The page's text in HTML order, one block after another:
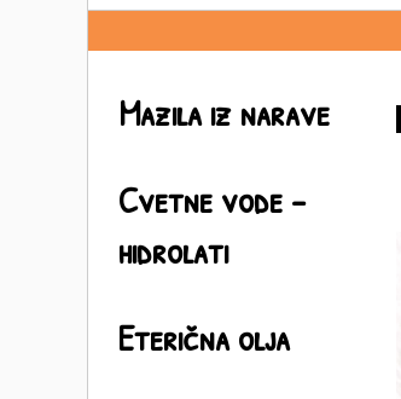
Mazila iz narave
Cvetne vode –
hidrolati
Eterična olja